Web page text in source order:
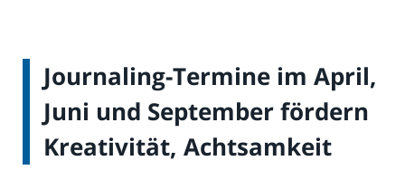
Journaling-Termine im April,
Juni und September fördern
Kreativität, Achtsamkeit